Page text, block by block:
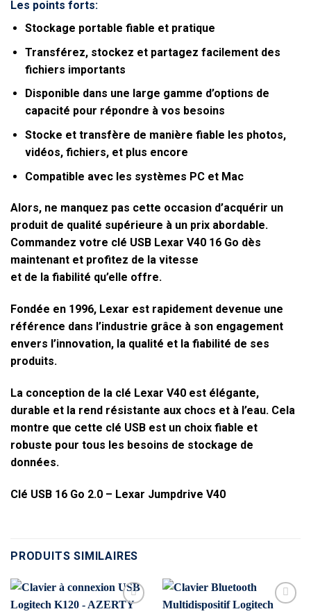
Les points forts:
Stockage portable fiable et pratique
Transférez, stockez et partagez facilement des
fichiers importants
Disponible dans une large gamme d’options de
capacité pour répondre à vos besoins
Stocke et transfère de manière fiable les photos,
vidéos, fichiers, et plus encore
Compatible avec les systèmes PC et Mac
Alors, ne manquez pas cette occasion d’acquérir un
produit de qualité supérieure à un prix abordable.
Commandez votre clé USB Lexar V40 16 Go dès
maintenant et profitez de la vitesse
et de la fiabilité qu’elle offre.
Fondée en 1996, Lexar est rapidement devenue une
référence dans l’industrie grâce à son engagement
envers l’innovation, la qualité et la fiabilité de ses
produits.
La conception de la clé Lexar V40 est élégante,
durable et la rend résistante aux chocs et à l’eau. Cela
montre que cette clé USB est un choix fiable et
robuste pour tous les besoins de stockage de
données.
Clé USB 16 Go 2.0 – Lexar Jumpdrive V40
PRODUITS SIMILAIRES